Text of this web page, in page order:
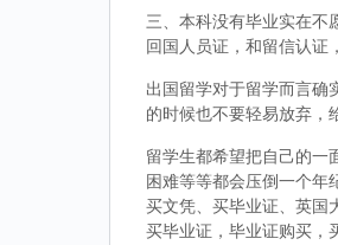
三、本科没有毕业实在不
回国人员证，和留信认证
出国留学对于留学而言确
的时候也不要轻易放弃，
留学生都希望把自己的一
困难等等都会压倒一个年
买文凭、买毕业证、英国
买毕业证，毕业证购买，